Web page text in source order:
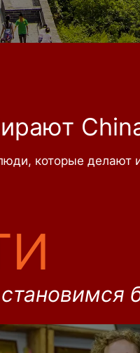
которые делают